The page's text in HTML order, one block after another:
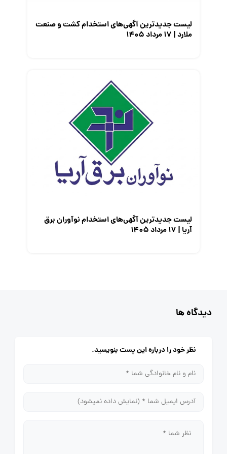
لیست جدیدترین آگهی‌های استخدام کشت و صنعت
ملارد | ۱۷ مرداد ۱۴۰۵
لیست جدیدترین آگهی‌های استخدام نوآوران برق
آریا | ۱۷ مرداد ۱۴۰۵
دیدگاه ها
نظر خود را درباره این پست بنویسید.